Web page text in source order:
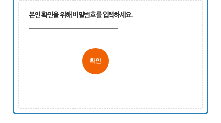
본인 확인을 위해 비밀번호를 입력하세요.